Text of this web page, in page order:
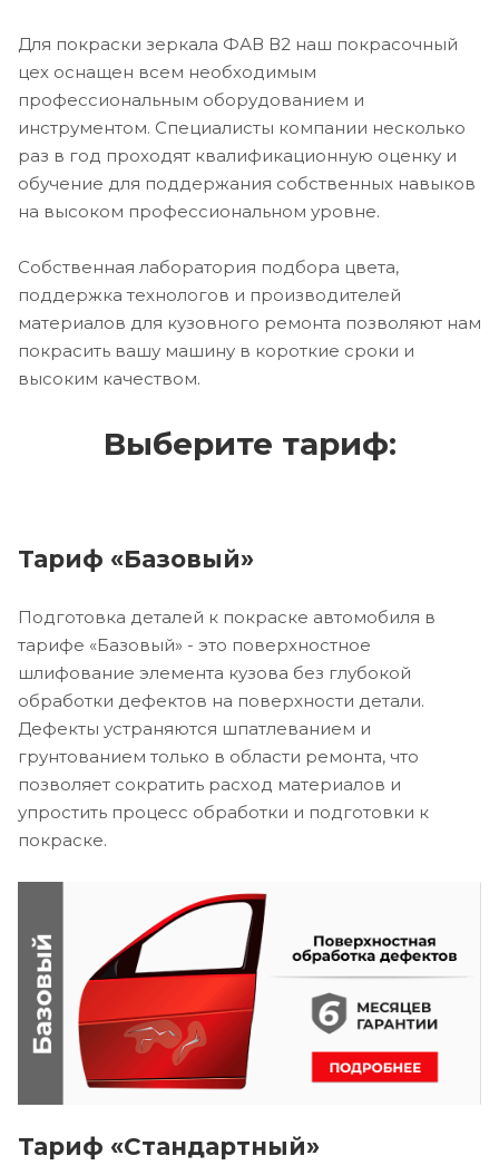
Для покраски зеркала ФАВ В2 наш покрасочный
цех оснащен всем необходимым
профессиональным оборудованием и
инструментом. Специалисты компании несколько
раз в год проходят квалификационную оценку и
обучение для поддержания собственных навыков
на высоком профессиональном уровне.
Собственная лаборатория подбора цвета,
поддержка технологов и производителей
материалов для кузовного ремонта позволяют нам
покрасить вашу машину в короткие сроки и
высоким качеством.
Выберите тариф:
Тариф «Базовый»
Подготовка деталей к покраске автомобиля в
тарифе «Базовый» - это поверхностное
шлифование элемента кузова без глубокой
обработки дефектов на поверхности детали.
Дефекты устраняются шпатлеванием и
грунтованием только в области ремонта, что
позволяет сократить расход материалов и
упростить процесс обработки и подготовки к
покраске.
Тариф «Стандартный»